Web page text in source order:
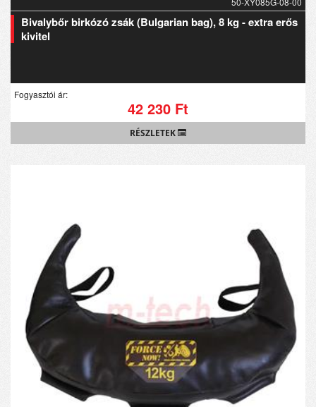
Bivalybőr birkózó zsák (Bulgarian bag), 8 kg - extra erős
kivitel
Fogyasztói ár:
42 230 Ft
RÉSZLETEK